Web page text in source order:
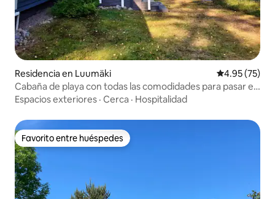
Residencia en Luumäki Calificación
4.95 (75)
Cabaña de playa con todas las comodidades para pasar el
invierno
Espacios exteriores · Cerca · Hospitalidad
Favorito entre huéspedes
Favorito entre huéspedes